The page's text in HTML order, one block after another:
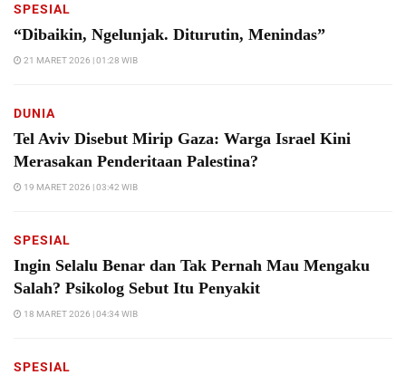
SPESIAL
“Dibaikin, Ngelunjak. Diturutin, Menindas”
21 MARET 2026 | 01:28 WIB
DUNIA
Tel Aviv Disebut Mirip Gaza: Warga Israel Kini
Merasakan Penderitaan Palestina?
19 MARET 2026 | 03:42 WIB
SPESIAL
Ingin Selalu Benar dan Tak Pernah Mau Mengaku
Salah? Psikolog Sebut Itu Penyakit
18 MARET 2026 | 04:34 WIB
SPESIAL